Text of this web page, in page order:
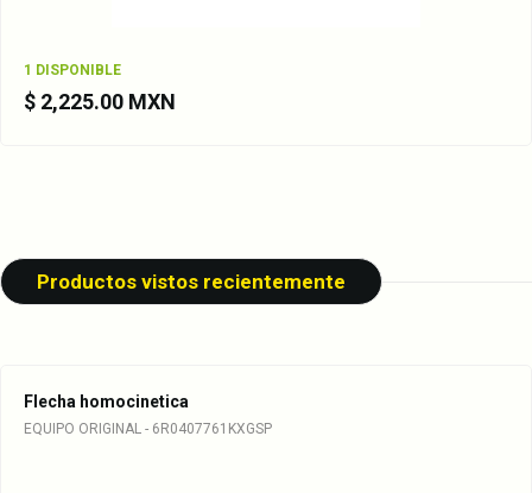
1 DISPONIBLE
$ 2,225.00 MXN
Productos vistos recientemente
Flecha homocinetica
EQUIPO ORIGINAL - 6R0407761KXGSP